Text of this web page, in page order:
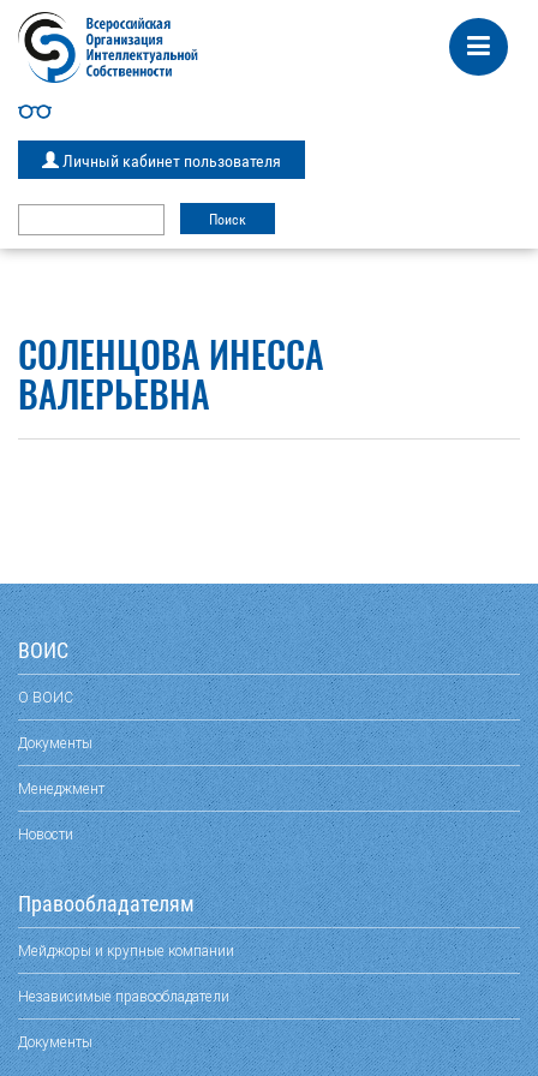
Личный кабинет пользователя
СОЛЕНЦОВА ИНЕССА
ВАЛЕРЬЕВНА
ВОИС
О ВОИС
Документы
Менеджмент
Новости
Правообладателям
Мейджоры и крупные компании
Независимые правообладатели
Документы